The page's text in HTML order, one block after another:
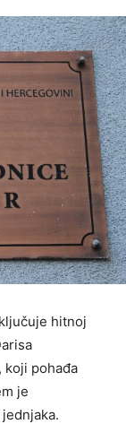
hitnoj
koji pohađa
je